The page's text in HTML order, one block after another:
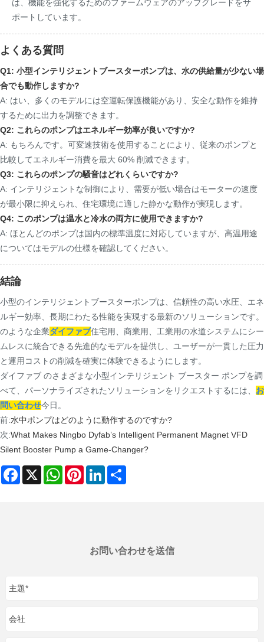
は、機能を強化するためのファームウェアのアップグレードをサ
ポートしています。
よくある質問
Q1: 小型インテリジェントブースターポンプは、水の供給量が少ない場
合でも動作しますか?
A: はい、多くのモデルには空運転保護機能があり、安全な動作を維持
するために出力を調整できます。
Q2: これらのポンプはエネルギー効率が良いですか?
A: もちろんです。可変速技術を使用することにより、従来のポンプと
比較してエネルギー消費を最大 60% 削減できます。
Q3: これらのポンプの騒音はどれくらいですか?
A: インテリジェントな制御により、需要が低い場合はモーターの速度
が最小限に抑えられ、住宅環境に適した静かな動作が実現します。
Q4: このポンプは温水と冷水の両方に使用できますか?
A: ほとんどのポンプは国内の標準温度に対応していますが、高温用途
についてはモデルの仕様を確認してください。
結論
小型のインテリジェントブースターポンプは、信頼性の高い水圧、エネ
ルギー効率、長期にわたる性能を実現する最新のソリューションです。
のような企業ダイファブ住宅用、商業用、工業用の水道システムにシー
ムレスに統合できる先進的なモデルを提供し、ユーザーが一貫した圧力
と運用コストの削減を確実に体験できるようにします。
ダイファブ のさまざまな小型インテリジェント ブースター ポンプを調
べて、パーソナライズされたソリューションをリクエストするには、 お
問い合わせ今日。
前:水中ポンプはどのように動作するのですか?
次:What Makes Ningbo Dyfab’s Intelligent Permanent Magnet VFD
Silent Booster Pump a Game-Changer?
Facebook
X WhatsAppPinterestLinkedIn
お問い合わせを送信